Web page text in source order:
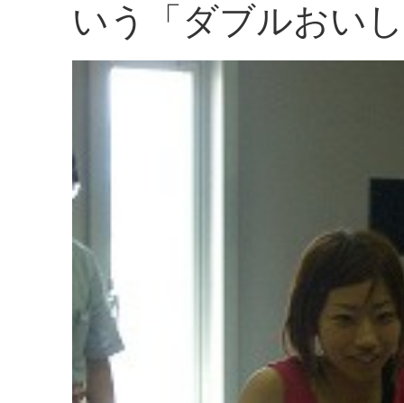
いう「ダブルおい